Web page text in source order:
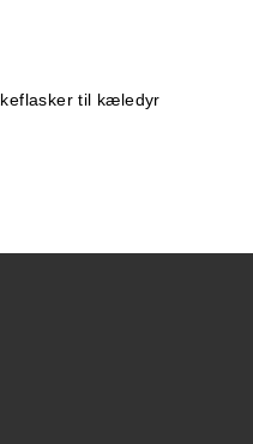
til kæledyr